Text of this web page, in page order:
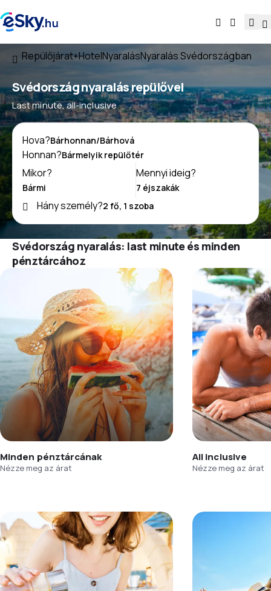
Repülőjárat+HotelNyaralásNyaralás Svédországban
Svédország nyaralás repülővel
Last minute, all-inclusive
Hova?
Honnan?
Mikor?
Mennyi ideig?
Hány személy?
Svédország nyaralás: last minute és minden
pénztárcához
Minden pénztárcának
Nézze meg az árat
All inclusive
Nézze meg az árat